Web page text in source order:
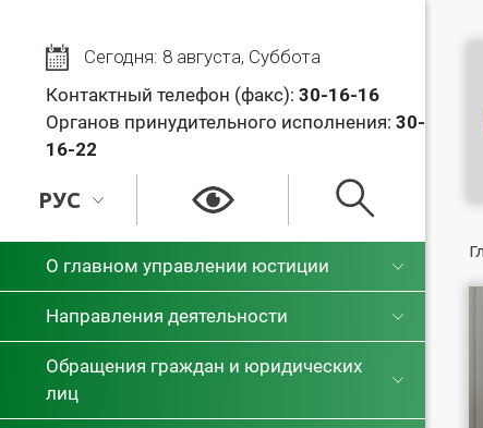
Сегодня: 8 августа, Суббота
Контактный телефон (факс): 30-16-16
Органов принудительного исполнения: 30-
16-22
РУС
О главном управлении юстиции
Направления деятельности
Обращения граждан и юридических
лиц